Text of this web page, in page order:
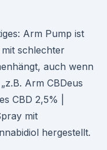
Arm Pump ist
schlechter
auch wenn
Arm CBDeus
CBD 2,5% |
mit
hergestellt.